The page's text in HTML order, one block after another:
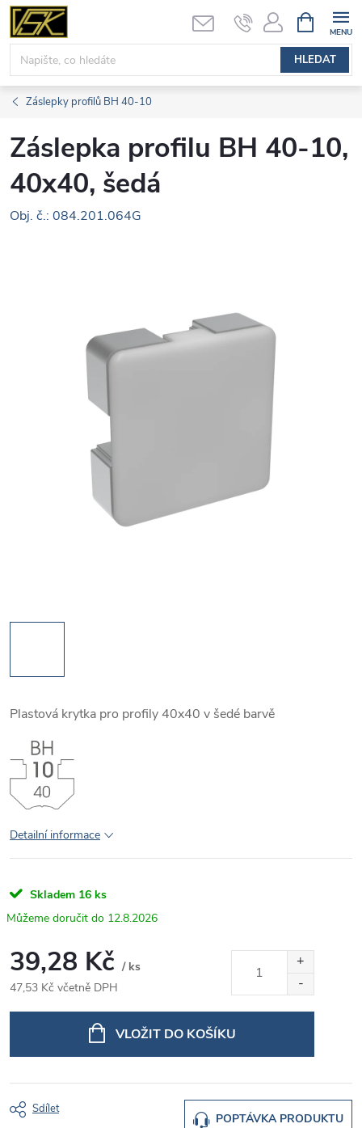
Přejít
obsah
HLEDAT
NÁKUPNÍ
KOŠÍK
Záslepky profilů BH 40-10
Záslepka profilu BH 40-10,
40x40, šedá
Obj. č.: 084.201.064G
Plastová krytka pro profily 40x40 v šedé barvě
Detailní informace
Skladem 16 ks
12.8.2026
39,28 Kč / ks
47,53 Kč včetně DPH
VLOŽIT DO KOŠÍKU
POPTÁVKA PRODUKTU
Sdílet